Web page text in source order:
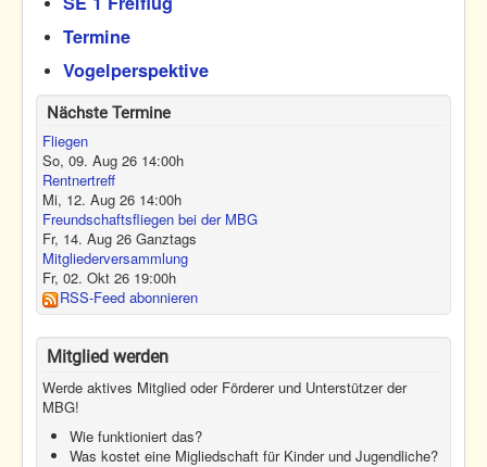
Termine
Vogelperspektive
Nächste Termine
Fliegen
So, 09. Aug 26 14:00h
Rentnertreff
Mi, 12. Aug 26 14:00h
Freundschaftsfliegen bei der MBG
Fr, 14. Aug 26 Ganztags
Mitgliederversammlung
Fr, 02. Okt 26 19:00h
RSS-Feed abonnieren
Mitglied werden
Werde aktives Mitglied oder Förderer und Unterstützer der
MBG!
Wie funktioniert das?
Was kostet eine Migliedschaft für Kinder und Jugendliche?